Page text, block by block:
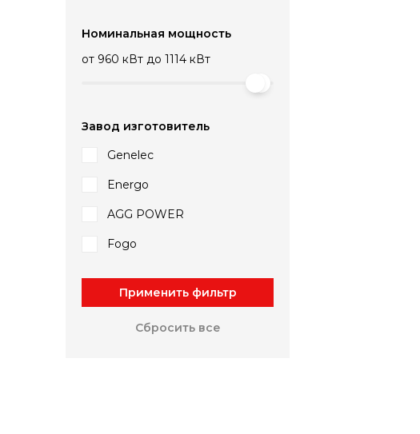
Номинальная мощность
от 960 кВт до 1114 кВт
Завод изготовитель
Genelec
Energo
AGG POWER
Fogo
Применить фильтр
Сбросить все